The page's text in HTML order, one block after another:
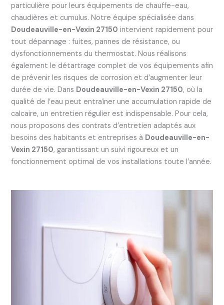
particulière pour leurs équipements de chauffe-eau,
chaudières et cumulus. Notre équipe spécialisée dans
Doudeauville-en-Vexin 27150 intervient rapidement pour
tout dépannage : fuites, pannes de résistance, ou
dysfonctionnements du thermostat. Nous réalisons
également le détartrage complet de vos équipements afin
de prévenir les risques de corrosion et d’augmenter leur
durée de vie. Dans Doudeauville-en-Vexin 27150, où la
qualité de l’eau peut entraîner une accumulation rapide de
calcaire, un entretien régulier est indispensable. Pour cela,
nous proposons des contrats d’entretien adaptés aux
besoins des habitants et entreprises à Doudeauville-en-
Vexin 27150, garantissant un suivi rigoureux et un
fonctionnement optimal de vos installations toute l’année.